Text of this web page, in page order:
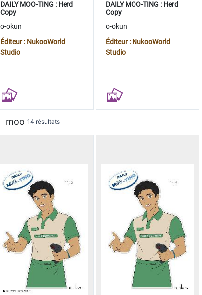
DAILY MOO-TING : Herd
Copy
o-okun
Éditeur : NukooWorld
Studio
DAILY MOO-TING : Herd
Copy
o-okun
Éditeur : NukooWorld
Studio
moo 14 résultats